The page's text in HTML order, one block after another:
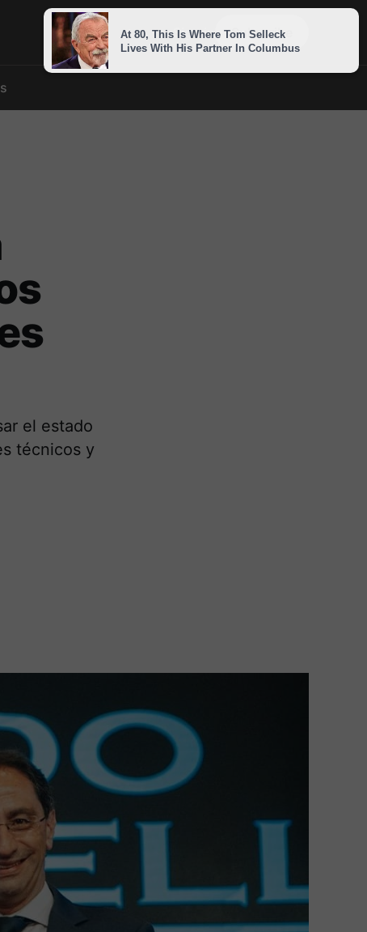
Sign in Subscribe
el estado
técnicos y